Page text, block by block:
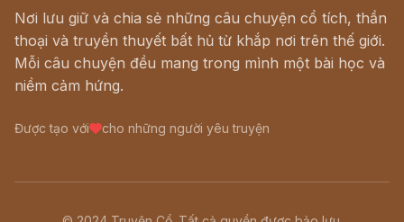
Nơi lưu giữ và chia sẻ những câu chuyện cổ tích, thần
thoại và truyền thuyết bất hủ từ khắp nơi trên thế giới.
Mỗi câu chuyện đều mang trong mình một bài học và
niềm cảm hứng.
Được tạo với cho những người yêu truyện